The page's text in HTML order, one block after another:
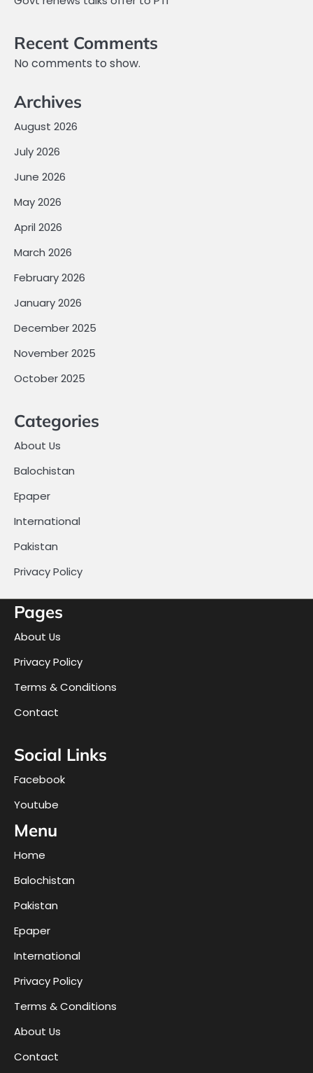
Recent Comments
No comments to show.
Archives
August 2026
July 2026
June 2026
May 2026
April 2026
March 2026
February 2026
January 2026
December 2025
November 2025
October 2025
Categories
About Us
Balochistan
Epaper
International
Pakistan
Privacy Policy
Pages
About Us
Privacy Policy
Terms & Conditions
Contact
Social Links
Facebook
Youtube
Menu
Home
Balochistan
Pakistan
Epaper
International
Privacy Policy
Terms & Conditions
About Us
Contact